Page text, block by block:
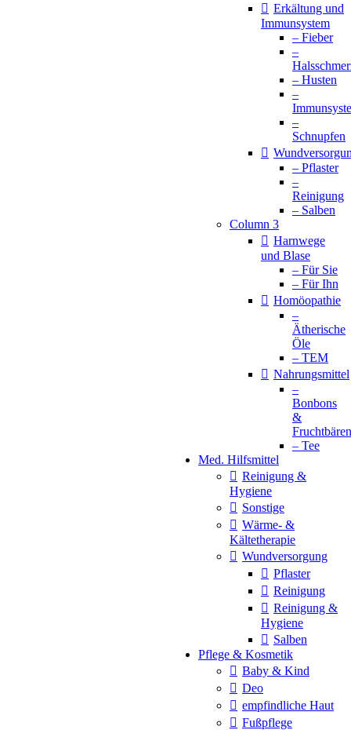
Erkältung und
Immunsystem
– Fieber
–
– Husten
–
–
Schnupfen
– Pflaster
–
Reinigung
– Salben
Column 3
Harnwege
und Blase
– Für Sie
– Für Ihn
Homöopathie
–
Ätherische
Öle
– TEM
Nahrungsmittel
–
Bonbons
&
Fruchtbären
– Tee
Med. Hilfsmittel
Reinigung &
Hygiene
Sonstige
Wärme- &
Kältetherapie
Wundversorgung
Pflaster
Reinigung
Reinigung &
Hygiene
Salben
Pflege & Kosmetik
Baby & Kind
Deo
empfindliche Haut
Fußpflege